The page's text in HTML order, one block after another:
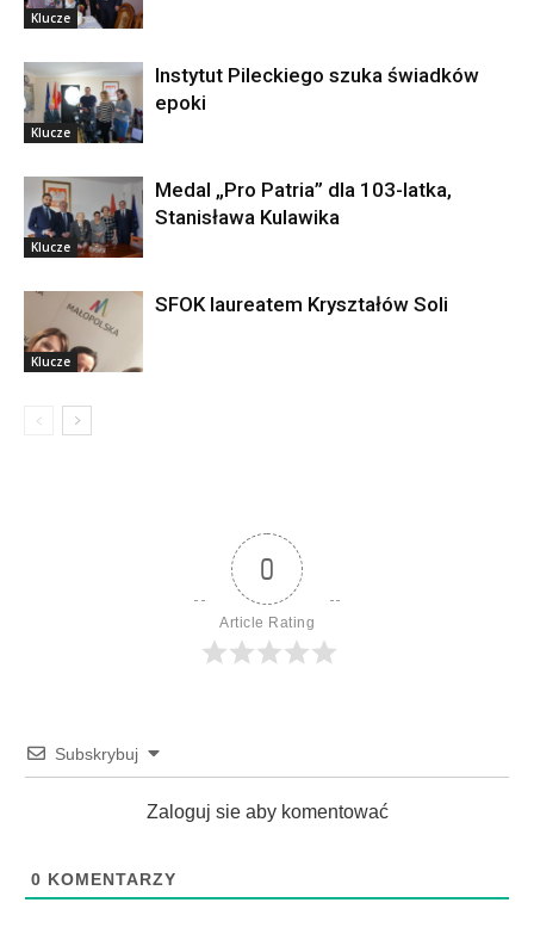
Klucze
Klucze
Instytut Pileckiego szuka świadków
epoki
Klucze
Medal „Pro Patria” dla 103-latka,
Stanisława Kulawika
Klucze
SFOK laureatem Kryształów Soli
0
Article Rating
Subskrybuj
Zaloguj sie aby komentować
0 KOMENTARZY